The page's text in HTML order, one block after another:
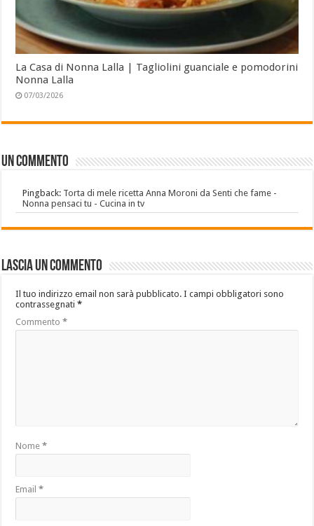
La Casa di Nonna Lalla | Tagliolini guanciale e pomodorini
Nonna Lalla
07/03/2026
Un commento
Pingback: Torta di mele ricetta Anna Moroni da Senti che fame -
Nonna pensaci tu - Cucina in tv
Lascia un commento
Il tuo indirizzo email non sarà pubblicato. I campi obbligatori sono
contrassegnati*
Commento*
Nome*
Email*